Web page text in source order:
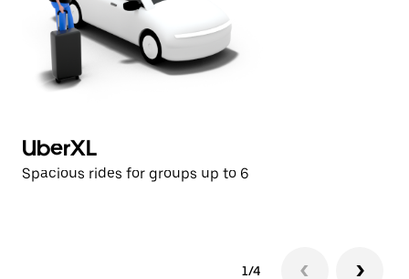
UberXL
Spacious rides for groups up to 6
1/4